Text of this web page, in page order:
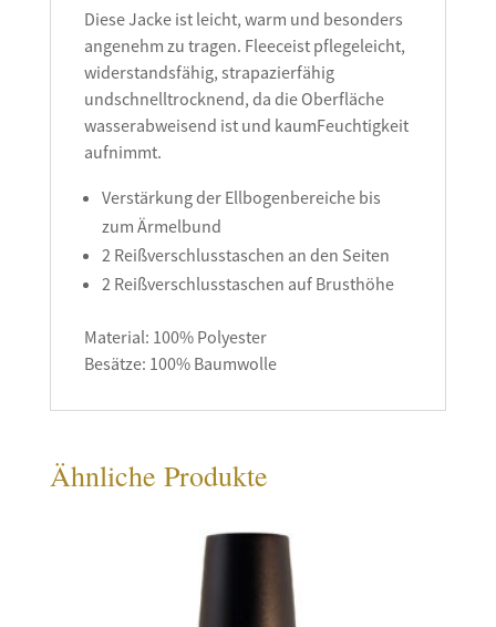
Diese Jacke ist leicht, warm und besonders
angenehm zu tragen. Fleeceist pflegeleicht,
widerstandsfähig, strapazierfähig
undschnelltrocknend, da die Oberfläche
wasserabweisend ist und kaumFeuchtigkeit
aufnimmt.
Verstärkung der Ellbogenbereiche bis
zum Ärmelbund
2 Reißverschlusstaschen an den Seiten
2 Reißverschlusstaschen auf Brusthöhe
Material: 100% Polyester
Besätze: 100% Baumwolle
Ähnliche Produkte